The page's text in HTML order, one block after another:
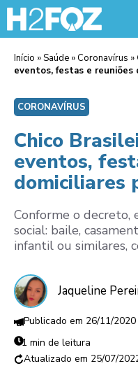
Início »Saúde » Coronavírus »
eventos, festas e reuniões
CORONAVÍRUS
Chico
eventos,
domiciliares
Conforme o decreto,
social: baile,
infantil ou similares,
Jaqueline
26/11/2020
1 min de leitura
25/07/